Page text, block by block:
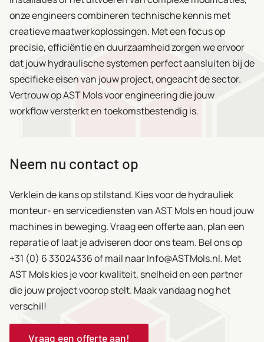
onze engineers combineren technische kennis met
creatieve maatwerkoplossingen. Met een focus op
precisie, efficiëntie en duurzaamheid zorgen we ervoor
dat jouw hydraulische systemen perfect aansluiten bij de
specifieke eisen van jouw project, ongeacht de sector.
Vertrouw op AST Mols voor engineering die jouw
workflow versterkt en toekomstbestendig is.
Neem nu contact op
Verklein de kans op stilstand. Kies voor de hydrauliek
monteur- en servicediensten van AST Mols en houd jouw
machines in beweging. Vraag een offerte aan, plan een
reparatie of laat je adviseren door ons team. Bel ons op
+31 (0) 6 33024336 of mail naar Info@ASTMols.nl. Met
AST Mols kies je voor kwaliteit, snelheid en een partner
die jouw project voorop stelt. Maak vandaag nog het
verschil!
Vraag een offerte aan!